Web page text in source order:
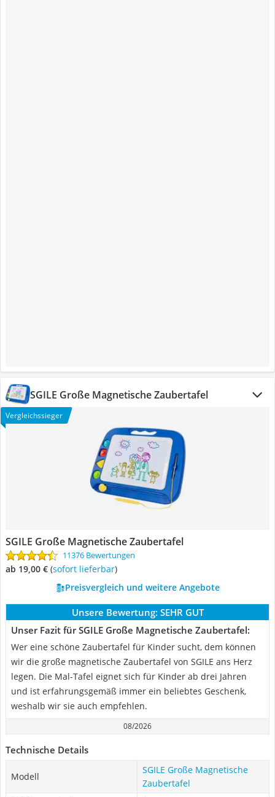
SGILE Große Magnetische Zaubertafel
Vergleichssieger
SGILE Große Magnetische Zaubertafel
11376 Bewertungen
ab 19,00 € ( Sofort lieferbar)
Preisvergleich und weitere Angebote
Unsere Bewertung: SEHR GUT
Unser Fazit für SGILE Große Magnetische Zaubertafel:
Wer eine schöne Zaubertafel für Kinder sucht, dem können
wir die große magnetische Zaubertafel von SGILE ans Herz
legen. Die Mal-Tafel eignet sich für Kinder ab drei Jahren
und ist erfahrungsgemäß immer ein beliebtes Geschenk,
weshalb wir sie auch empfehlen.
08/2026
Technische Details
Modell
SGILE Große Magnetische
Zaubertafel